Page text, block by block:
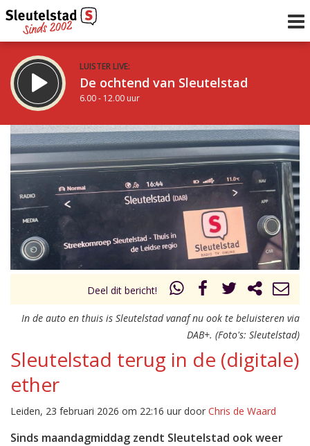
LUISTER LIVE:
De ochtend van Sleutelstad
6.00 - 12.00 uur
STRAKS:
De middag van Sleutelstad
12.00 - 17.00 uur
Vorig uur
uur 1 van 0 Volgend uur
Deel dit bericht!
In de auto en thuis is Sleutelstad vanaf nu ook te beluisteren via
DAB+. (Foto's: Sleutelstad)
Sleutelstad terug in de (digitale)
ether
Leiden, 23 februari 2026 om 22:16 uur door Chris de Waard
Sinds maandagmiddag zendt Sleutelstad ook weer